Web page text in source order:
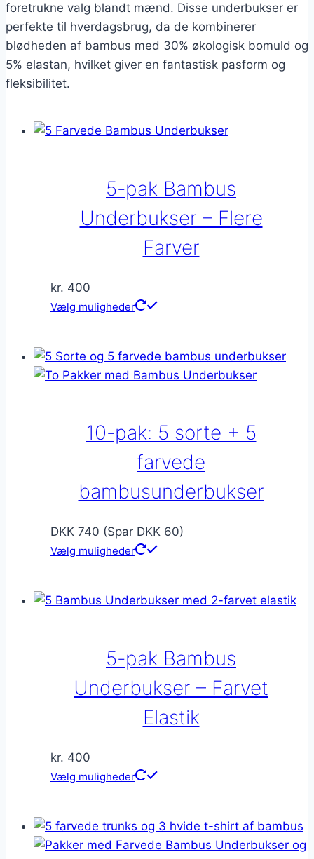
foretrukne valg blandt mænd. Disse underbukser er
perfekte til hverdagsbrug, da de kombinerer
blødheden af bambus med 30% økologisk bomuld og
5% elastan, hvilket giver en fantastisk pasform og
fleksibilitet.
5-pak Bambus
Underbukser – Flere
Farver
kr. 400
Vælg muligheder
Dette
flere
varianter.
vælges
på
varesiden
10-pak: 5 sorte + 5
farvede
bambusunderbukser
DKK 740 (Spar DKK 60)
Vælg muligheder
5-pak Bambus
Underbukser – Farvet
Elastik
kr. 400
Vælg muligheder
Dette
flere
varianter.